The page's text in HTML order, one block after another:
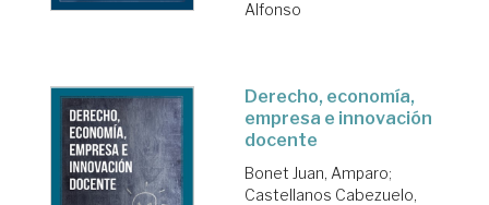
Alfonso
Derecho, economía,
empresa e innovación
docente
Bonet Juan, Amparo;
Castellanos Cabezuelo,